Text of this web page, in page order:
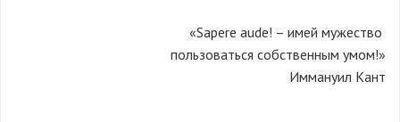
«Sapere aude! – имей мужество
пользоваться собственным умом!»
Иммануил Кант